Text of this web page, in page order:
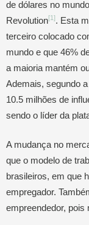
de dólares no
Revolution[1]. Esta
terceiro colocado
mundo e que 46%
a maioria mantém
Ademais, segundo
10.5 milhões de
sendo o líder da
A mudança no
que o modelo de
brasileiros, em que
empregador.
empreendedor, pois